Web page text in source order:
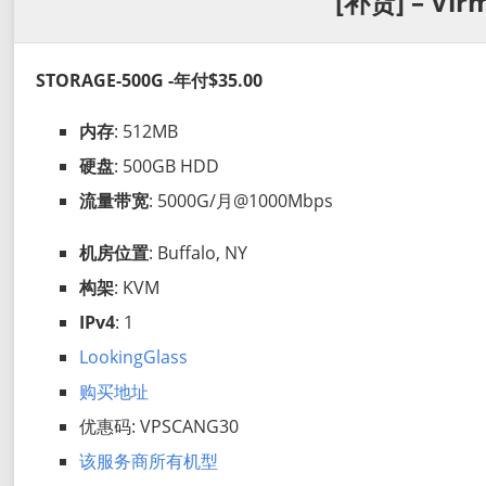
STORAGE-500G -年付$35.00
内存: 512MB
硬盘: 500GB HDD
流量带宽: 5000G/月@1000Mbps
机房位置: Buffalo, NY
构架: KVM
IPv4: 1
LookingGlass
购买地址
优惠码: VPSCANG30
该服务商所有机型